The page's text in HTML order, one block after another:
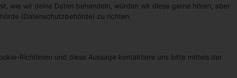
wie wir deine Daten behandeln, würden wir diese gerne hören, aber
(Datenschutzbehörde) zu richten.
Richtlinien und diese Aussage kontaktiere uns bitte mittels der